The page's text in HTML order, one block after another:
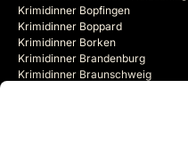
Krimidinner Bopfingen
Krimidinner Boppard
Krimidinner Borken
Krimidinner Brandenburg
Krimidinner Braunschweig